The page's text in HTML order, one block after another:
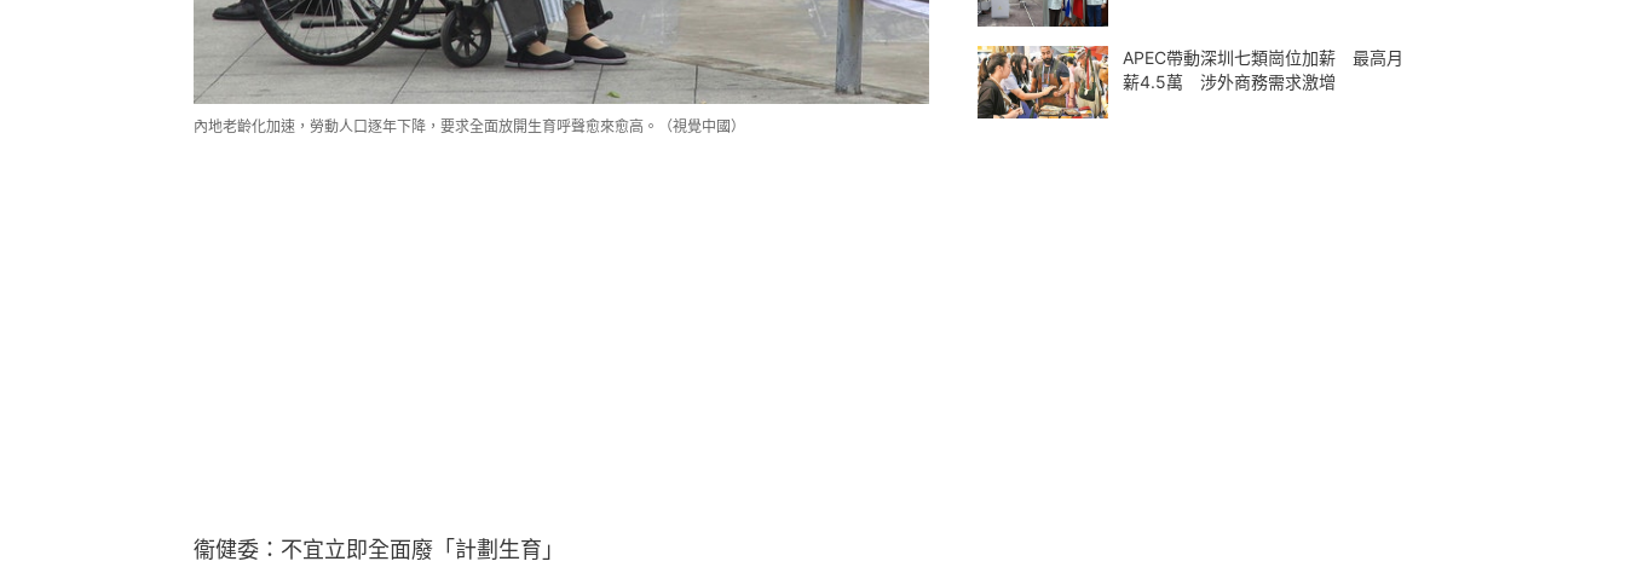
內地老齡化加速，勞動人口逐年下降，要求全面放開生育呼聲愈來愈高。（視覺中國）
衞健委：不宜立即全面廢「計劃生育」
APEC帶動深圳七類崗位加薪 最高月
薪4.5萬 涉外商務需求激增